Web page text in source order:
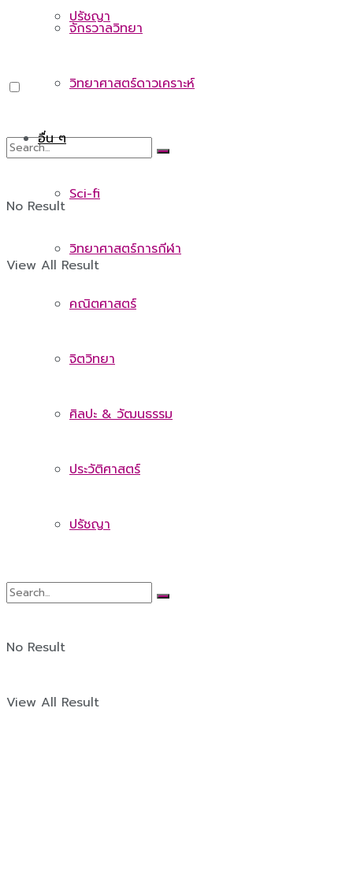
ปรัชญา
No Result
View All Result
จักรวาลวิทยา
วิทยาศาสตร์ดาวเคราะห์
อื่น ๆ
Sci-fi
วิทยาศาสตร์การกีฬา
คณิตศาสตร์
จิตวิทยา
ศิลปะ & วัฒนธรรม
ประวัติศาสตร์
ปรัชญา
No Result
View All Result